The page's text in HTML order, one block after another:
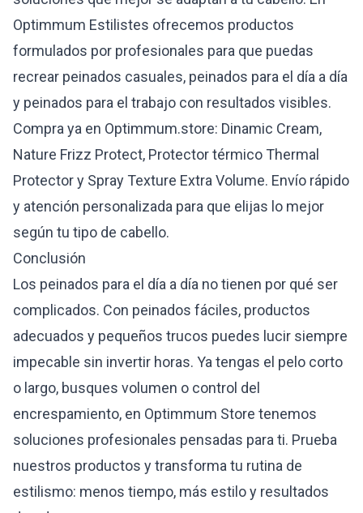
Optimmum Estilistes ofrecemos productos
formulados por profesionales para que puedas
recrear peinados casuales, peinados para el día a día
y peinados para el trabajo con resultados visibles.
Compra ya en Optimmum.store: Dinamic Cream,
Nature Frizz Protect, Protector térmico Thermal
Protectory Spray Texture Extra Volume. Envío rápido
y atención personalizada para que elijas lo mejor
según tu tipo de cabello.
Conclusión
Los peinados para el día a día no tienen por qué ser
complicados. Con peinados fáciles, productos
adecuados y pequeños trucos puedes lucir siempre
impecable sin invertir horas. Ya tengas el pelo corto
o largo, busques volumen o control del
encrespamiento, en Optimmum Store tenemos
soluciones profesionales pensadas para ti. Prueba
nuestros productos y transforma tu rutina de
estilismo: menos tiempo, más estilo y resultados